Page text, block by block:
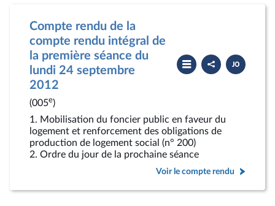
Compte rendu de la
compte rendu intégral de
la première séance du
lundi 24 septembre
2012
(005e)
Partager
le
compte
Télécharger
le
PDF
1. Mobilisation du foncier public en faveur du
logement et renforcement des obligations de
production de logement social (n° 200)
2. Ordre du jour de la prochaine séance
Voir le compte rendu